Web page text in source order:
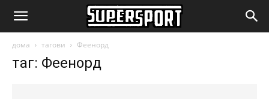
SuperSport.mk
дома тагови Феенорд
таг: Феенорд